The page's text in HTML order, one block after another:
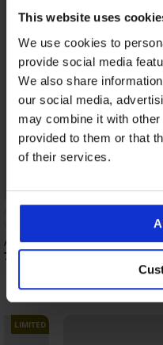
This website uses
We use cookies to
provide social media
We also share
our social media,
may combine it with
provided to them or that
of their services.
Anaya bikinialsó
7 290 Ft
Fedezzen fel
LIMITED